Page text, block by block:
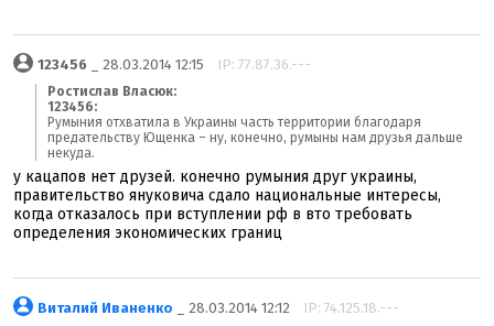
123456 _ 28.03.2014 12:15 IP: 77.87.36.---
Ростислав Власюк:
123456:
Румыния отхватила в Украины часть территории благодаря
предательству Ющенка – ну, конечно, румыны нам друзья дальше
некуда.
у кацапов нет друзей. конечно румыния друг украины,
правительство януковича сдало национальные интересы,
когда отказалось при вступлении рф в вто требовать
определения экономических границ
Виталий Иваненко _ 28.03.2014 12:12 IP: 74.125.18.---